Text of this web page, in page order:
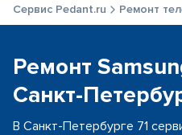
Сервис Pedant.ru Ремонт
Ремонт
Санкт-
В Санкт-Петербурге 71